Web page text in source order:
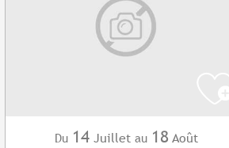
Du 14 Juillet au 18 Août